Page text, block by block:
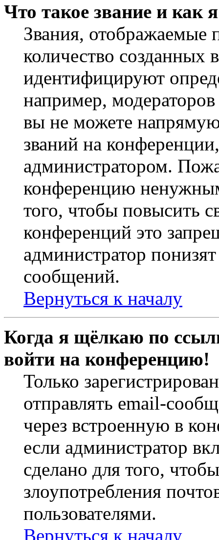
Что такое звание и как
Звания,
количество
идентифицируют
например,
вы не можете
званий на
администратором.
конференцию
того, чтобы повысить
конференций это
администратор
сообщений.
Вернуться к началу
Когда я щёлкаю по
войти на конференцию!
Только
отправлять email-
через встроенную в
если администратор
сделано для того,
злоупотребления
пользователями.
Вернуться к началу